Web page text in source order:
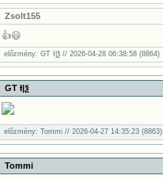
Zsolt155
👍😃
előzmény: GT Ɨ|ѯ // 2026-04-28 06:38:58 (8864)
GT Ɨ|ѯ
előzmény: Tommi // 2026-04-27 14:35:23 (8863)
Tommi